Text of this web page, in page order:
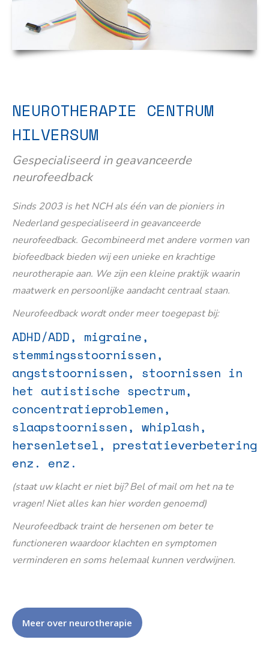
NEUROTHERAPIE CENTRUM
HILVERSUM
Gespecialiseerd in geavanceerde
neurofeedback
Sinds 2003 is het NCH als één van de pioniers in
Nederland gespecialiseerd in geavanceerde
neurofeedback. Gecombineerd met andere vormen van
biofeedback bieden wij een unieke en krachtige
neurotherapie aan. We zijn een kleine praktijk waarin
maatwerk en persoonlijke aandacht centraal staan.
Neurofeedback wordt onder meer toegepast bij:
ADHD/ADD, migraine,
stemmingsstoornissen,
angststoornissen, stoornissen in
het autistische spectrum,
concentratieproblemen,
slaapstoornissen, whiplash,
hersenletsel, prestatieverbetering
enz. enz.
(staat uw klacht er niet bij? Bel of mail om het na te
vragen! Niet alles kan hier worden genoemd)
Neurofeedback traint de hersenen om beter te
functioneren waardoor klachten en symptomen
verminderen en soms helemaal kunnen verdwijnen.
Meer over neurotherapie